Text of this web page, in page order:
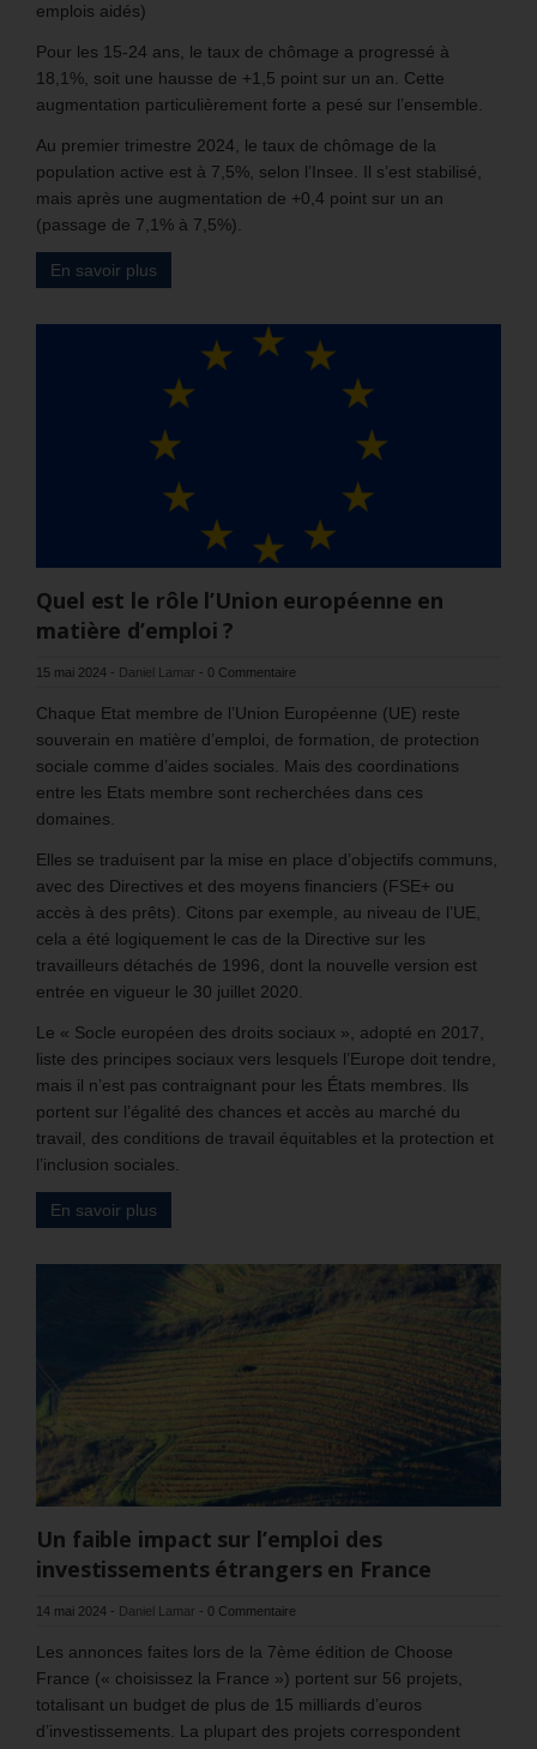
emplois aidés)
Pour les 15-24 ans, le taux de chômage a progressé à
18,1%, soit une hausse de +1,5 point sur un an. Cette
augmentation particulièrement forte a pesé sur l’ensemble.
Au premier trimestre 2024, le taux de chômage de la
population active est à 7,5%, selon l’Insee. Il s’est stabilisé,
mais après une augmentation de +0,4 point sur un an
(passage de 7,1% à 7,5%).
En savoir plus
Quel est le rôle l’Union européenne en
matière d’emploi ?
15 mai 2024 - Daniel Lamar - 0 Commentaire
Chaque Etat membre de l’Union Européenne (UE) reste
souverain en matière d’emploi, de formation, de protection
sociale comme d’aides sociales. Mais des coordinations
entre les Etats membre sont recherchées dans ces
domaines.
Elles se traduisent par la mise en place d’objectifs communs,
avec des Directives et des moyens financiers (FSE+ ou
accès à des prêts). Citons par exemple, au niveau de l’UE,
cela a été logiquement le cas de la Directive sur les
travailleurs détachés de 1996, dont la nouvelle version est
entrée en vigueur le 30 juillet 2020.
Le « Socle européen des droits sociaux », adopté en 2017,
liste des principes sociaux vers lesquels l’Europe doit tendre,
mais il n’est pas contraignant pour les États membres. Ils
portent sur l’égalité des chances et accès au marché du
travail, des conditions de travail équitables et la protection et
l’inclusion sociales.
En savoir plus
Un faible impact sur l’emploi des
investissements étrangers en France
14 mai 2024 - Daniel Lamar - 0 Commentaire
Les annonces faites lors de la 7ème édition de Choose
France (« choisissez la France ») portent sur 56 projets,
totalisant un budget de plus de 15 milliards d’euros
d’investissements. La plupart des projets correspondent